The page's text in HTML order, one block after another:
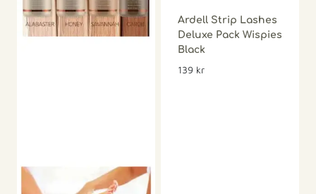
Ardell Strip Lashes
Deluxe Pack Wispies
Black
139 kr